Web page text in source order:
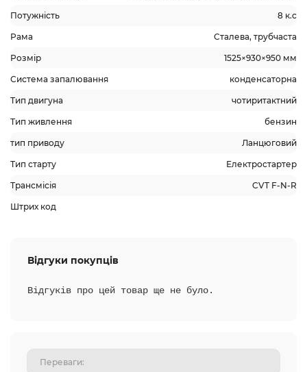
Потужність 8 к.с
Рама Сталева, трубчаста
Розмір 1525×930×950 мм
Система запалювання конденсаторна
Тип двигуна чотиритактний
Тип живлення бензин
тип приводу Ланцюговий
Тип старту Електростартер
Трансмісія CVT F-N-R
Штрих код
Відгуки покупців
Відгуків про цей товар ще не було.